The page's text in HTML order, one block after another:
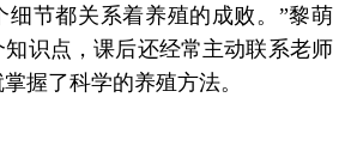
细节都关系着养殖的成败。”黎萌
识点，课后还经常主动联系老师
握了科学的养殖方法。